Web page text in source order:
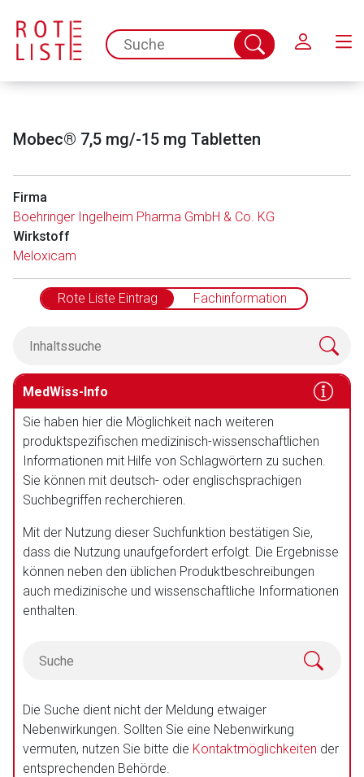
spc.search.input.placeholder
Suche
abschicken
Mobec® 7,5 mg/-15 mg Tabletten
Firma
Boehringer Ingelheim Pharma GmbH & Co. KG
Wirkstoff
Meloxicam
Rote Liste Eintrag Fachinformation
MedWiss-Info
Sie haben hier die Möglichkeit nach weiteren
produktspezifischen medizinisch-wissenschaftlichen
Informationen mit Hilfe von Schlagwörtern zu suchen.
Sie können mit deutsch- oder englischsprachigen
Suchbegriffen recherchieren.
Mit der Nutzung dieser Suchfunktion bestätigen Sie,
dass die Nutzung unaufgefordert erfolgt. Die Ergebnisse
können neben den üblichen Produktbeschreibungen
auch medizinische und wissenschaftliche Informationen
enthalten.
Die Suche dient nicht der Meldung etwaiger
Nebenwirkungen. Sollten Sie eine Nebenwirkung
vermuten, nutzen Sie bitte die Kontaktmöglichkeiten der
entsprechenden Behörde.